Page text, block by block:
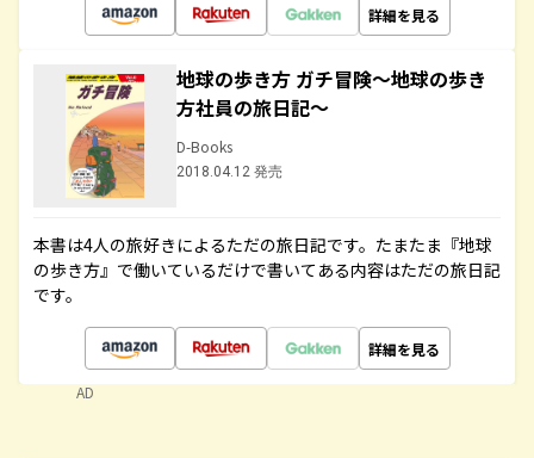
詳細を見る
地球の歩き方 ガチ冒険～地球の歩き
方社員の旅日記～
D-Books
2018.04.12 発売
本書は4人の旅好きによるただの旅日記です。たまたま『地球
の歩き方』で働いているだけで書いてある内容はただの旅日記
です。
詳細を見る
AD